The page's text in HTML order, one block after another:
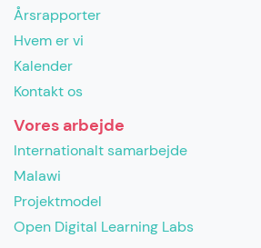
Årsrapporter
Hvem er vi
Kalender
Kontakt os
Vores arbejde
Internationalt samarbejde
Malawi
Projektmodel
Open Digital Learning Labs